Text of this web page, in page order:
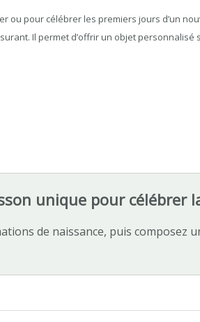
pour célébrer les premiers jours d’un
Il permet d’offrir un objet
unique pour célébrer
de naissance, puis composez